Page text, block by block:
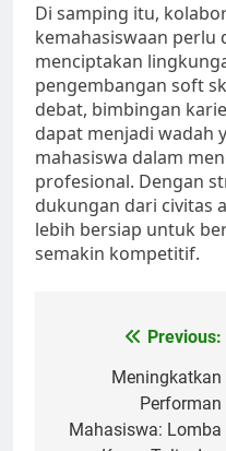
Di samping itu,
kemahasiswaan
menciptakan
pengembangan soft
debat, bimbingan
dapat menjadi wadah
mahasiswa dalam
profesional. Dengan
dukungan dari civitas
lebih bersiap untuk
semakin kompetitif.
navigation
Previous:
Meningkatkan
Performan
Mahasiswa: Lomba